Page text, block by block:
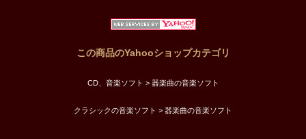
この商品のYahooショップカテゴリ
CD、音楽ソフト > 器楽曲の音楽ソフト
クラシックの音楽ソフト > 器楽曲の音楽ソフト